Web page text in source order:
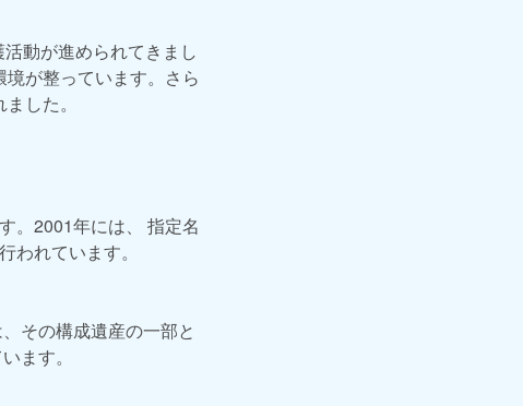
動が進められてきまし
が整っています。さら
した。
。2001年には、 指定名
れています。
その構成遺産の一部と
ます。